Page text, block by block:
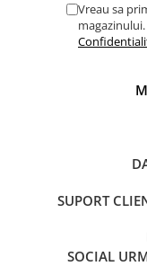
Vreau sa
SUPORT
SOCIAL